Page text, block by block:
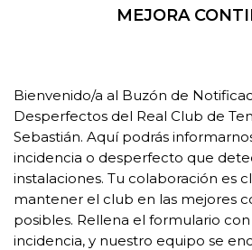
MEJORA
Bienvenido/a al Buzón de
Desperfectos del Real Club de
Sebastián. Aquí podrás
incidencia o desperfecto que
instalaciones. Tu colaboración es
mantener el club en las mejores
posibles. Rellena el formulario
incidencia, y nuestro equipo se